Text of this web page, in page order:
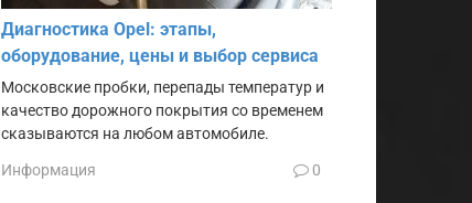
Диагностика Opel: этапы,
оборудование, цены и выбор сервиса
Московские пробки, перепады температур и
качество дорожного покрытия со временем
сказываются на любом автомобиле.
Информация 0